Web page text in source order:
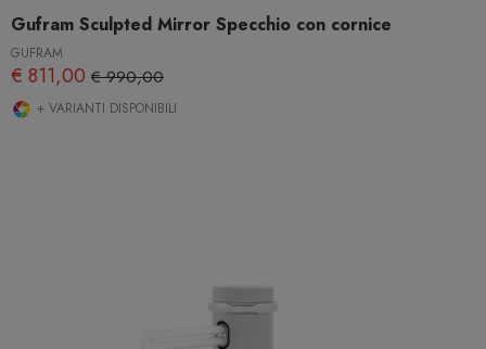
Gufram Sculpted Mirror Specchio con cornice
GUFRAM
€ 811,00 € 990,00
+ VARIANTI DISPONIBILI